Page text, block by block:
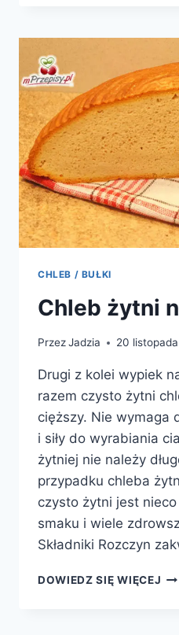
CHLEB / BUŁKI
Chleb żytni
PrzezJadzia 20
Drugi z kolei wypiek
razem czysto żytni
cięższy. Nie wymaga
i siły do wyrabiania
żytniej nie należy
przypadku chleba
czysto żytni jest
smaku i wiele
Składniki Rozczyn
DOWIEDZ SIĘ WIĘCEJ